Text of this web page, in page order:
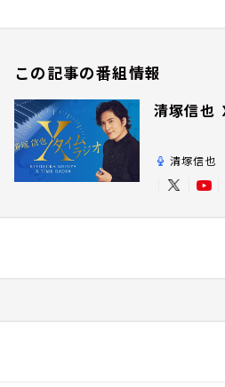
この記事の番組情報
清塚信也
清塚信也